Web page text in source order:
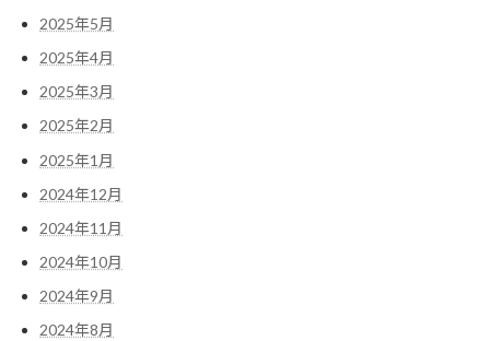
2025年5月
2025年4月
2025年3月
2025年2月
2025年1月
2024年12月
2024年11月
2024年10月
2024年9月
2024年8月